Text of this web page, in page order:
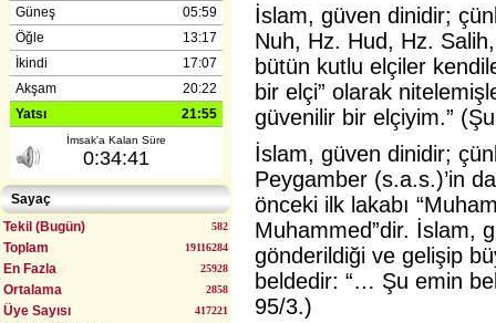
Gençlerle İletişim (Günışığı-
Reşitpaşa​) Abdülhamit Kahraman
Uyumlu Evlilik Yöntemi (Bulgurlu)
Sayaç
Tekil (Bugün)
582
Toplam 19116284
En Fazla 25928
Ortalama 2858
Üye Sayısı 417221
İslam, güven dinidir;
Nuh, Hz. Hud, Hz.
bütün kutlu elçiler
bir elçi” olarak
güvenilir bir elçiyim.”
İslam, güven dinidir;
Peygamber (s.a.s.)’in
önceki ilk lakabı
Muhammed”dir. İslam,
gönderildiği ve gelişip
beldedir: “… Şu emin
95/3.)